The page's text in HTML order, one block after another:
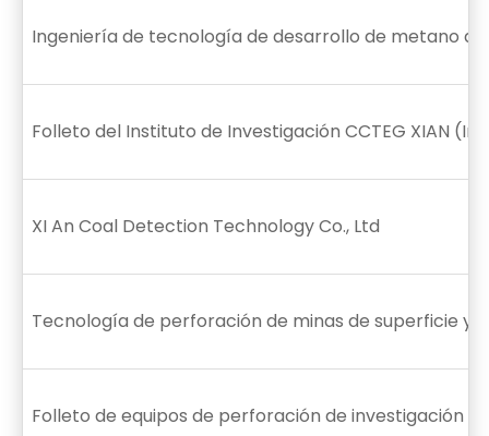
Ingeniería de tecnología de desarrollo de metano
Folleto del Instituto de Investigación CCTEG XIAN
XI An Coal Detection Technology Co., Ltd
Tecnología de perforación de minas de superficie y
Folleto de equipos de perforación de investigación